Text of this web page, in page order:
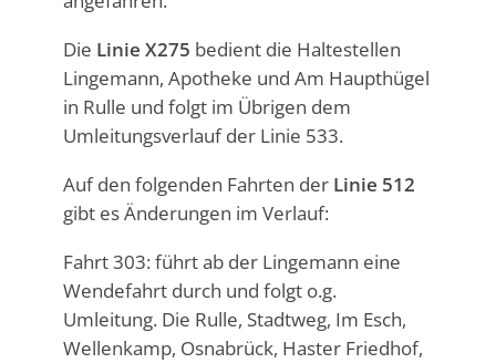
Die Linie X275 bedient die Haltestellen
Lingemann, Apotheke und Am Haupthügel
in Rulle und folgt im Übrigen dem
Umleitungsverlauf der Linie 533.
Auf den folgenden Fahrten der Linie 512
gibt es Änderungen im Verlauf:
Fahrt 303: führt ab der Lingemann eine
Wendefahrt durch und folgt o.g.
Umleitung. Die Rulle, Stadtweg, Im Esch,
Wellenkamp, Osnabrück, Haster Friedhof,